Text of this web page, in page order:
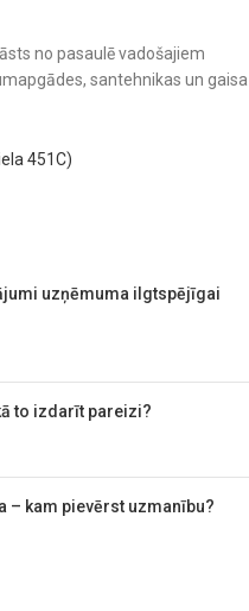
no pasaulē vadošajiem
santehnikas un gaisa
451C)
uzņēmuma ilgtspējīgai
to izdarīt pareizi?
– kam pievērst uzmanību?